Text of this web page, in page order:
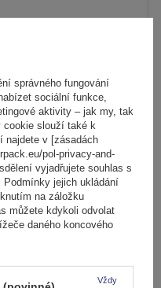
na 4 rowery
systém
správného fungování
sociální funkce,
aktivity – jak my, tak
cookie slouží také k
najdete v [zásadách
pol-privacy-and-
vyjadřujete souhlas s
jejich ukládání
na záložku
můžete kdykoli odvolat
daného koncového
Vždy